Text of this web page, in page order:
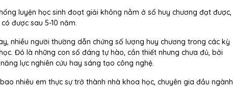
luyện học sinh đoạt giải không nằm ở số huy chương đạt được,
được sau 5-10 năm.
nhiều người thường dẫn chứng số lượng huy chương trong các kỳ
Đó là những con số đáng tự hào, cần thiết nhưng chưa đủ, bởi
lực nghiên cứu hay sáng tạo công nghệ.
nhiêu em thực sự trở thành nhà khoa học, chuyên gia đầu ngành